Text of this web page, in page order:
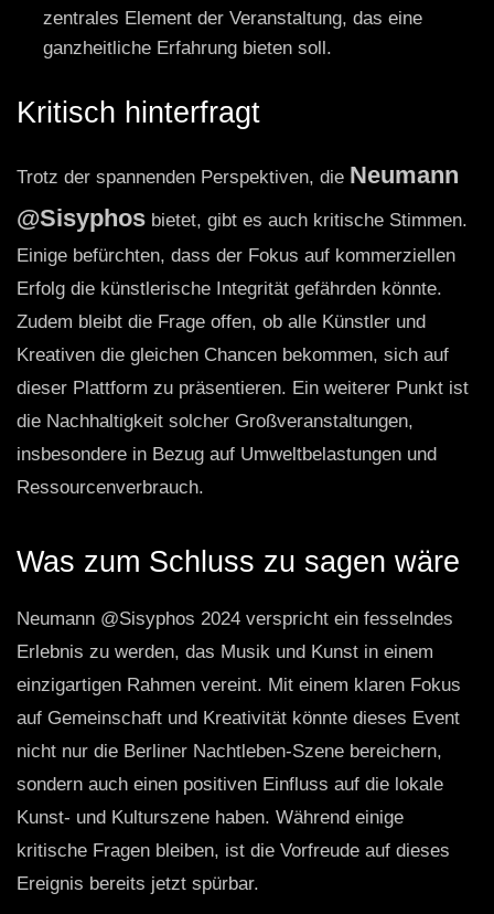
zentrales Element der Veranstaltung, das eine
ganzheitliche Erfahrung bieten soll.
Kritisch hinterfragt
Trotz der spannenden Perspektiven, die Neumann
@Sisyphos bietet, gibt es auch kritische Stimmen.
Einige befürchten, dass der Fokus auf kommerziellen
Erfolg die künstlerische Integrität gefährden könnte.
Zudem bleibt die Frage offen, ob alle Künstler und
Kreativen die gleichen Chancen bekommen, sich auf
dieser Plattform zu präsentieren. Ein weiterer Punkt ist
die Nachhaltigkeit solcher Großveranstaltungen,
insbesondere in Bezug auf Umweltbelastungen und
Ressourcenverbrauch.
Was zum Schluss zu sagen wäre
Neumann @Sisyphos 2024 verspricht ein fesselndes
Erlebnis zu werden, das Musik und Kunst in einem
einzigartigen Rahmen vereint. Mit einem klaren Fokus
auf Gemeinschaft und Kreativität könnte dieses Event
nicht nur die Berliner Nachtleben-Szene bereichern,
sondern auch einen positiven Einfluss auf die lokale
Kunst- und Kulturszene haben. Während einige
kritische Fragen bleiben, ist die Vorfreude auf dieses
Ereignis bereits jetzt spürbar.